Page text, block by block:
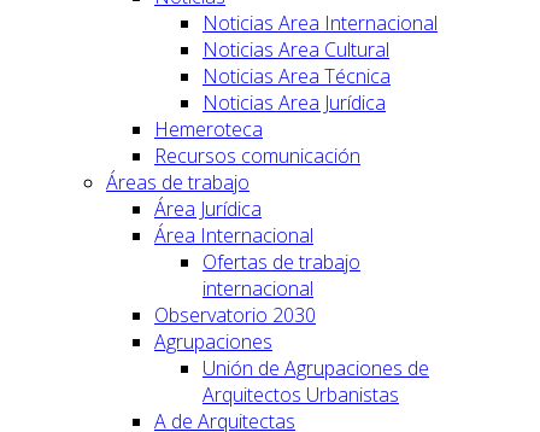
Noticias Area Internacional
Noticias Area Cultural
Noticias Area Técnica
Noticias Area Jurídica
Hemeroteca
Recursos comunicación
Áreas de trabajo
Área Jurídica
Área Internacional
Ofertas de trabajo
internacional
Observatorio 2030
Agrupaciones
Unión de Agrupaciones de
Arquitectos Urbanistas
A de Arquitectas